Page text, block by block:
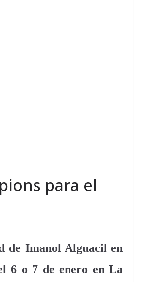
para el
de Imanol Alguacil en
6 o 7 de enero en La